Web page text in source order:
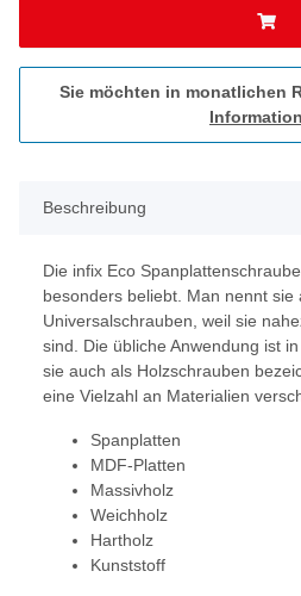
Sie möchten in monatlichen
Beschreibung
Die infix Eco
besonders beliebt. Man nennt sie
Universalschrauben, weil sie
sind. Die übliche Anwendung ist
sie auch als Holzschrauben
eine Vielzahl an Materialien
Spanplatten
MDF-Platten
Massivholz
Weichholz
Hartholz
Kunststoff